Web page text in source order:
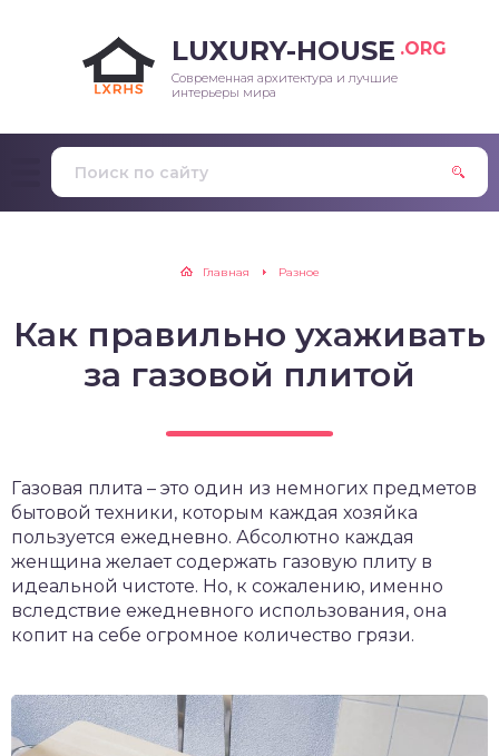
LUXURY-HOUSE .ORG
Современная архитектура и лучшие
интерьеры мира
Главная Разное
Как правильно ухаживать
за газовой плитой
Газовая плита – это один из немногих предметов
бытовой техники, которым каждая хозяйка
пользуется ежедневно. Абсолютно каждая
женщина желает содержать газовую плиту в
идеальной чистоте. Но, к сожалению, именно
вследствие ежедневного использования, она
копит на себе огромное количество грязи.